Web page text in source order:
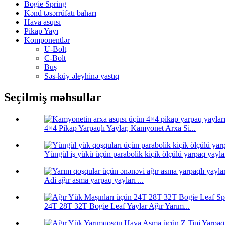
Bogie Spring
Kənd təsərrüfatı baharı
Hava asqısı
Pikap Yayı
Komponentlər
U-Bolt
C-Bolt
Buş
Səs-küy əleyhinə yastıq
Seçilmiş məhsullar
4×4 Pikap Yarpaqlı Yaylar, Kamyonet Arxa Si...
Yüngül iş yükü üçün parabolik kiçik ölçülü yarpaq
Adi ağır asma yarpaq yayları ...
24T 28T 32T Bogie Leaf Yaylar Ağır Yarım...